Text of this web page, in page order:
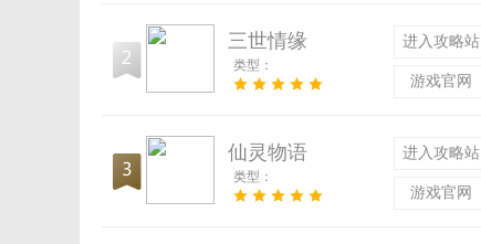
三世情缘
类型：
进入攻略站
游戏官网
仙灵物语
类型：
进入攻略站
游戏官网